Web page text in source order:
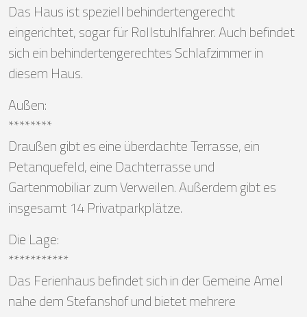
Das Haus ist speziell behindertengerecht
eingerichtet, sogar für Rollstuhlfahrer. Auch befindet
sich ein behindertengerechtes Schlafzimmer in
diesem Haus.
Außen:
********
Draußen gibt es eine überdachte Terrasse, ein
Petanquefeld, eine Dachterrasse und
Gartenmobiliar zum Verweilen. Außerdem gibt es
insgesamt 14 Privatparkplätze.
Die Lage:
***********
Das Ferienhaus befindet sich in der Gemeine Amel
nahe dem Stefanshof und bietet mehrere